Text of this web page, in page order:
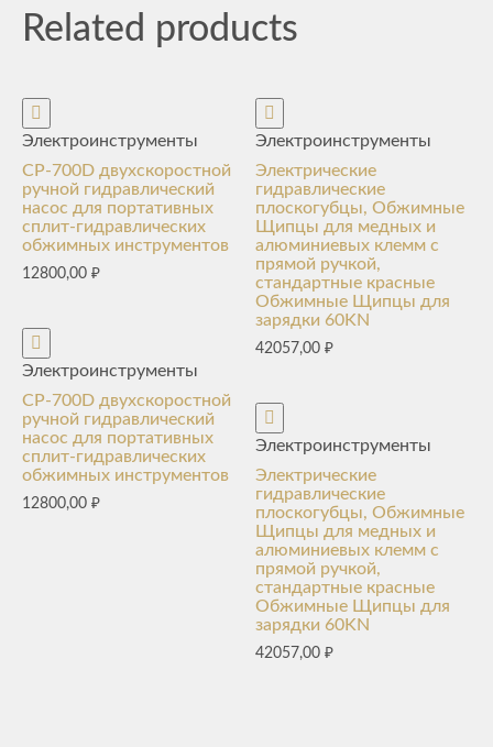
Related products
Электроинструменты
CP-700D двухскоростной
ручной гидравлический
насос для портативных
сплит-гидравлических
обжимных инструментов
12800,00 ₽
Электроинструменты
CP-700D двухскоростной
ручной гидравлический
насос для портативных
сплит-гидравлических
обжимных инструментов
12800,00 ₽
Электроинструменты
Электрические
гидравлические
плоскогубцы, Обжимные
Щипцы для медных и
алюминиевых клемм с
прямой ручкой,
стандартные красные
Обжимные Щипцы для
зарядки 60KN
42057,00₽
Электроинструменты
Электрические
гидравлические
плоскогубцы, Обжимные
Щипцы для медных и
алюминиевых клемм с
прямой ручкой,
стандартные красные
Обжимные Щипцы для
зарядки 60KN
42057,00₽